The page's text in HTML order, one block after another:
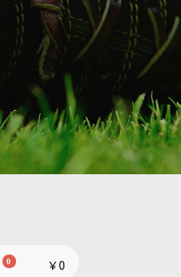
0 ￥0